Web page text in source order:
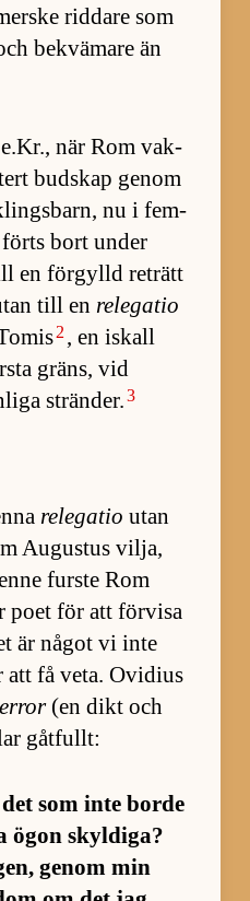
rid­dare som
be­kvä­mare än
när Rom vak­
bud­skap ge­nom
nu i fem­
bort un­der
en för­gylld re­trätt
till en relegatio
2 , en is­kall
gräns, vid
strän­der.3
relegatio utan
Au­gus­tus vil­ja,
furste Rom
poet för att för­visa
är nå­got vi inte
få ve­ta. Ovi­dius
(en dikt och
gåt­fullt:
som inte borde
ögon skyl­di­ga?
ge­nom min